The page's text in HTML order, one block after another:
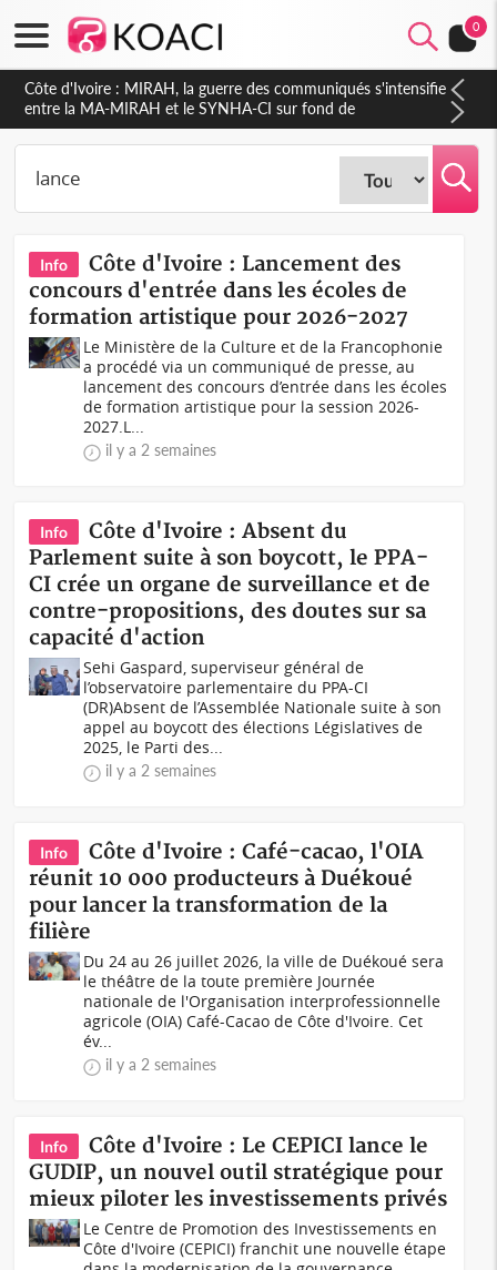
0
Côte d'Ivoire : Indépendance 2026, Thiam plaide pour un
environnement démocratique plus apaisé
Info
Côte d'Ivoire : Lancement des
concours d'entrée dans les écoles de
formation artistique pour 2026-2027
Le Ministère de la Culture et de la Francophonie
a procédé via un communiqué de presse, au
lancement des concours d’entrée dans les écoles
de formation artistique pour la session 2026-
2027.L...
il y a 2 semaines
Info
Côte d'Ivoire : Absent du
Parlement suite à son boycott, le PPA-
CI crée un organe de surveillance et de
contre-propositions, des doutes sur sa
capacité d'action
Sehi Gaspard, superviseur général de
l’observatoire parlementaire du PPA-CI
(DR)Absent de l’Assemblée Nationale suite à son
appel au boycott des élections Législatives de
2025, le Parti des...
il y a 2 semaines
Info
Côte d'Ivoire : Café-cacao, l'OIA
réunit 10 000 producteurs à Duékoué
pour lancer la transformation de la
filière
Du 24 au 26 juillet 2026, la ville de Duékoué sera
le théâtre de la toute première Journée
nationale de l'Organisation interprofessionnelle
agricole (OIA) Café-Cacao de Côte d'Ivoire. Cet
év...
il y a 2 semaines
Info
Côte d'Ivoire : Le CEPICI lance le
GUDIP, un nouvel outil stratégique pour
mieux piloter les investissements privés
Le Centre de Promotion des Investissements en
Côte d'Ivoire (CEPICI) franchit une nouvelle étape